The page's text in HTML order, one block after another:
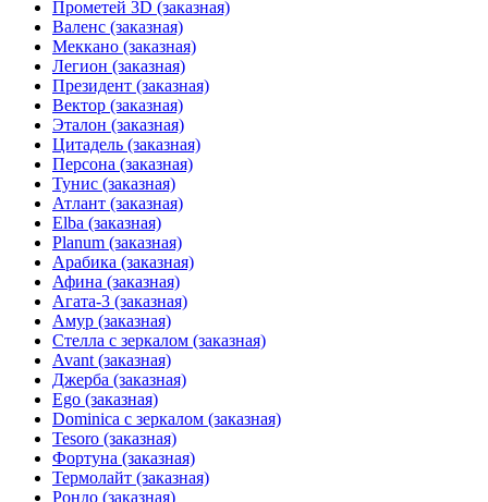
Прометей 3D (заказная)
Валенс (заказная)
Меккано (заказная)
Легион (заказная)
Президент (заказная)
Вектор (заказная)
Эталон (заказная)
Цитадель (заказная)
Персона (заказная)
Тунис (заказная)
Атлант (заказная)
Elba (заказная)
Planum (заказная)
Арабика (заказная)
Афина (заказная)
Агата-3 (заказная)
Амур (заказная)
Стелла с зеркалом (заказная)
Avant (заказная)
Джерба (заказная)
Ego (заказная)
Dominica с зеркалом (заказная)
Tesoro (заказная)
Фортуна (заказная)
Термолайт (заказная)
Рондо (заказная)